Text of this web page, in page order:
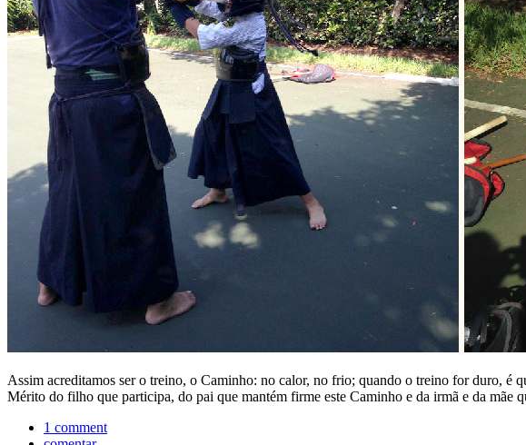
Assim acreditamos ser o treino, o Caminho: no calor, no frio; quando o treino for duro, é
Mérito do filho que participa, do pai que mantém firme este Caminho e da irmã e da mãe
1 comment